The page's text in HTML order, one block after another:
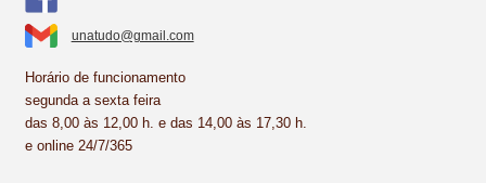
unatudo@gmail.com
Horário de funcionamento
segunda a sexta feira
das 8,00 às 12,00 h. e das 14,00 às 17,30 h.
e online 24/7/365